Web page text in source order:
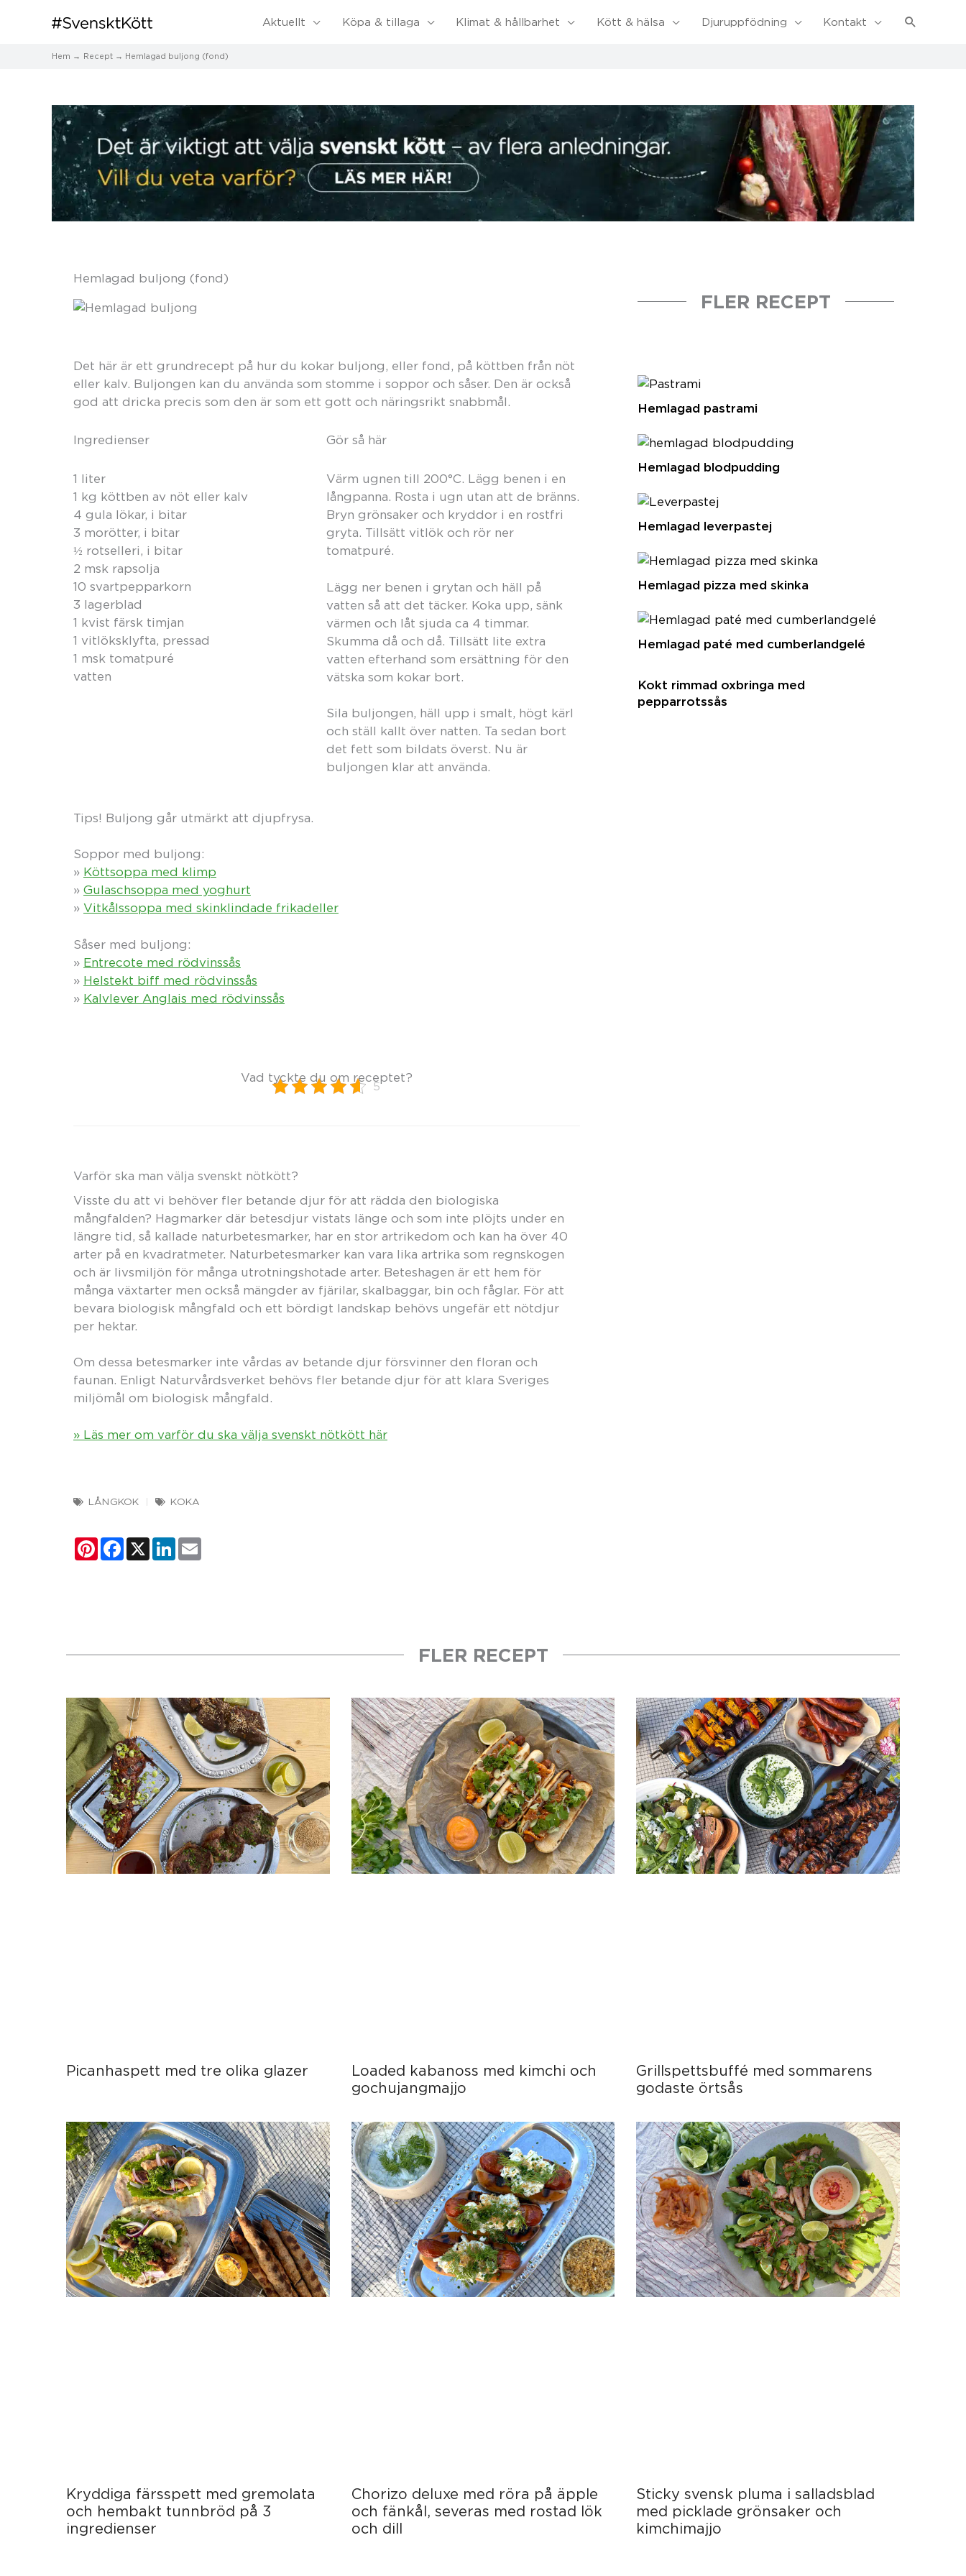
Aktuellt Köpa & tillaga Klimat & hållbarhet Kött & hälsa Djuruppfödning Kontakt Sök
Hem Recept Hemlagad buljong (fond)
Hemlagad buljong (fond)
Det här är ett grundrecept på hur du kokar buljong, eller fond, på köttben från nöt
eller kalv. Buljongen kan du använda som stomme i soppor och såser. Den är också
god att dricka precis som den är som ett gott och näringsrikt snabbmål.
Ingredienser
1 liter
1 kg köttben av nöt eller kalv
4 gula lökar, i bitar
3 morötter, i bitar
½ rotselleri, i bitar
2 msk rapsolja
10 svartpepparkorn
3 lagerblad
1 kvist färsk timjan
1 vitlöksklyfta, pressad
1 msk tomatpuré
vatten
Gör så här
Värm ugnen till 200°C. Lägg benen i en
långpanna. Rosta i ugn utan att de bränns.
Bryn grönsaker och kryddor i en rostfri
gryta. Tillsätt vitlök och rör ner
tomatpuré.
Lägg ner benen i grytan och häll på
vatten så att det täcker. Koka upp, sänk
värmen och låt sjuda ca 4 timmar.
Skumma då och då. Tillsätt lite extra
vatten efterhand som ersättning för den
vätska som kokar bort.
Sila buljongen, häll upp i smalt, högt kärl
och ställ kallt över natten. Ta sedan bort
det fett som bildats överst. Nu är
buljongen klar att använda.
Tips! Buljong går utmärkt att djupfrysa.
Soppor med buljong:
» Köttsoppa med klimp
» Gulaschsoppa med yoghurt
» Vitkålssoppa med skinklindade frikadeller
Såser med buljong:
» Entrecote med rödvinssås
» Helstekt biff med rödvinssås
» Kalvlever Anglais med rödvinssås
Vad tyckte du om receptet?
5
Varför ska man välja svenskt nötkött?
Visste du att vi behöver fler betande djur för att rädda den biologiska
mångfalden? Hagmarker där betesdjur vistats länge och som inte plöjts under en
längre tid, så kallade naturbetesmarker, har en stor artrikedom och kan ha över 40
arter på en kvadratmeter. Naturbetesmarker kan vara lika artrika som regnskogen
och är livsmiljön för många utrotningshotade arter. Beteshagen är ett hem för
många växtarter men också mängder av fjärilar, skalbaggar, bin och fåglar. För att
bevara biologisk mångfald och ett bördigt landskap behövs ungefär ett nötdjur
per hektar.
Om dessa betesmarker inte vårdas av betande djur försvinner den floran och
faunan. Enligt Naturvårdsverket behövs fler betande djur för att klara Sveriges
miljömål om biologisk mångfald.
» Läs mer om varför du ska välja svenskt nötkött här
LÅNGKOK KOKA
PinterestFacebook
X LinkedIn
FLER RECEPT
Hemlagad pastrami
Hemlagad blodpudding
Hemlagad leverpastej
Hemlagad pizza med skinka
Hemlagad paté med cumberlandgelé
Kokt rimmad oxbringa med
pepparrotssås
FLER RECEPT
Picanhaspett med tre olika glazer
Loaded kabanoss med kimchi och
gochujangmajjo
Grillspettsbuffé med sommarens
godaste örtsås
Kryddiga färsspett med gremolata
och hembakt tunnbröd på 3
ingredienser
Chorizo deluxe med röra på äpple
och fänkål, severas med rostad lök
och dill
Sticky svensk pluma i salladsblad
med picklade grönsaker och
kimchimajjo